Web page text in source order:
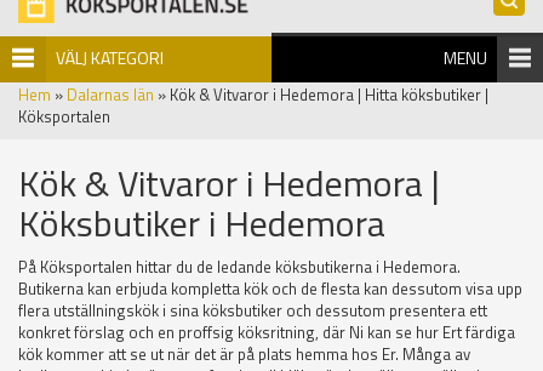
VÄLJ KATEGORI MENU
Hem » Dalarnas län » Kök & Vitvaror i Hedemora | Hitta köksbutiker |
Köksportalen
Kök & Vitvaror i Hedemora |
Köksbutiker i Hedemora
På Köksportalen hittar du de ledande köksbutikerna i Hedemora.
Butikerna kan erbjuda kompletta kök och de flesta kan dessutom visa upp
flera utställningskök i sina köksbutiker och dessutom presentera ett
konkret förslag och en proffsig köksritning, där Ni kan se hur Ert färdiga
kök kommer att se ut när det är på plats hemma hos Er. Många av